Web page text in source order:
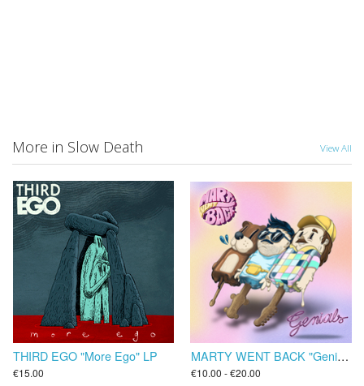
More in Slow Death View All
THIRD EGO "More Ego" LP
€15.00
MARTY WENT BACK "Genials" LP/CD
€10.00 - €20.00